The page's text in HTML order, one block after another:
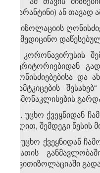
(კარანტინი) ან
3. იზოლაციის
სამედიცინო
4. კორონავირუსის
ტერიტორიებიდან
ღონისძიებებისა და
დამტკიცების
გამონაკლისების
. უცხო ქვეყნიდან
დღით, შემდეგი წესის
ა) უცხო ქვეყნიდან
საათის
თვითიზოლაციაში